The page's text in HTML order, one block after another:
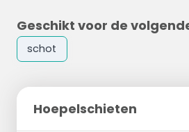
Geschikt voor de
schot
Hoepelschieten